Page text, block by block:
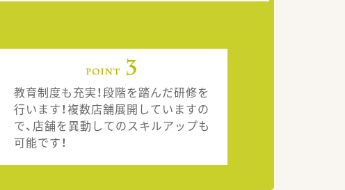
教育制度も充実！段階を踏んだ研修を
行います！複数店舗展開していますの
で、店舗を異動してのスキルアップも
可能です！